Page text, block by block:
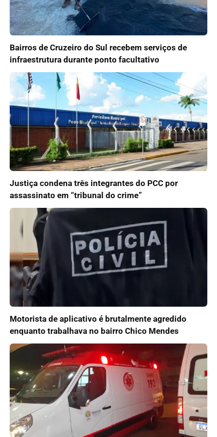
Bairros de Cruzeiro do Sul recebem serviços de
infraestrutura durante ponto facultativo
Justiça condena três integrantes do PCC por
assassinato em “tribunal do crime”
Motorista de aplicativo é brutalmente agredido
enquanto trabalhava no bairro Chico Mendes